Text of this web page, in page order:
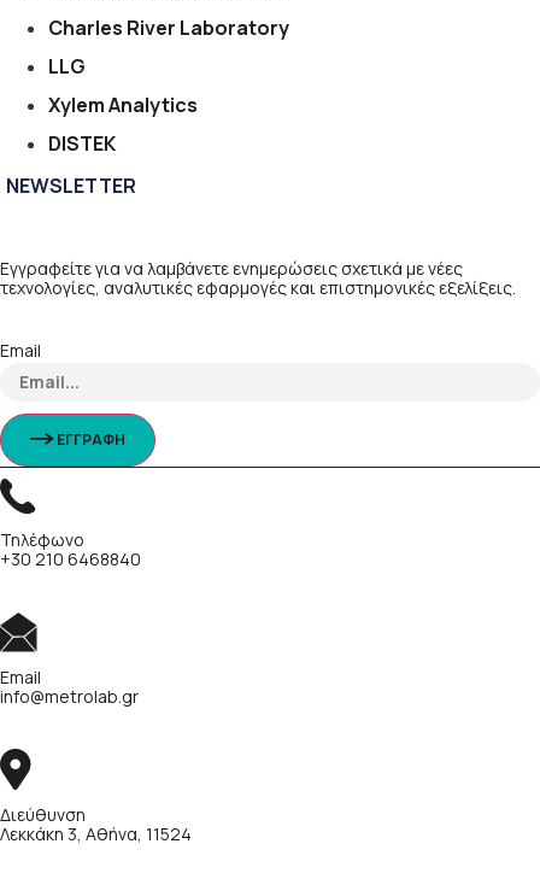
Charles River Laboratory
LLG
Xylem Analytics
DISTEK
NEWSLETTER
Εγγραφείτε για να λαμβάνετε ενημερώσεις σχετικά με νέες
τεχνολογίες, αναλυτικές εφαρμογές και επιστημονικές εξελίξεις.
Email
ΕΓΓΡΑΦΗ
Τηλέφωνο
+30 210 6468840
Email
info@metrolab.gr
Διεύθυνση
Λεκκάκη 3, Αθήνα, 11524